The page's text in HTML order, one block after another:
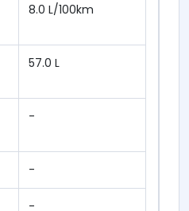
8.0 L/100km
57.0 L
-
-
-